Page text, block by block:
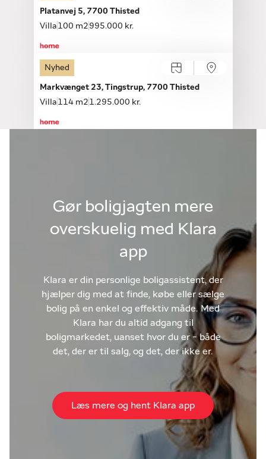
Platanvej 5, 7700 Thisted
Villa 100 m2 995.000 kr.
Nyhed
Markvænget 23, Tingstrup, 7700 Thisted
Villa 114 m2 1.295.000 kr.
Gør boligjagten mere
overskuelig med Klara
app
Klara er din personlige boligassistent, der
hjælper dig med at finde, købe eller sælge
bolig på en enkel og effektiv måde. Med
Klara har du altid adgang til
boligmarkedet, uanset hvor du er - både
det, der er til salg, og det, der ikke er.
Læs mere og hent Klara app